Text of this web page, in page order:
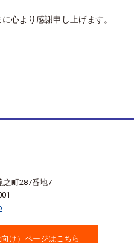
心より感謝申し上げます。
之町287番地7
け）ページはこちら